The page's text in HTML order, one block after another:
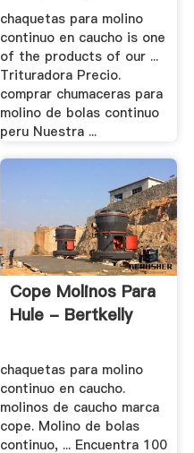
chaquetas para molino
continuo en caucho is one
of the products of our ...
Trituradora Precio.
comprar chumaceras para
molino de bolas continuo
peru Nuestra ...
Cope Molinos Para
Hule - Bertkelly
chaquetas para molino
continuo en caucho.
molinos de caucho marca
cope. Molino de bolas
continuo, ... Encuentra 100